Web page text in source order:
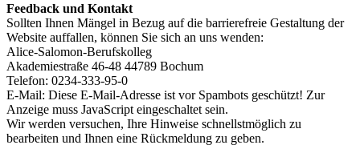
Feedback und Kontakt
Sollten Ihnen Mängel in Bezug auf die barrierefreie Gestaltung der
Website auffallen, können Sie sich an uns wenden:
Alice-Salomon-Berufskolleg
Akademiestraße 46-48 44789 Bochum
Telefon: 0234-333-95-0
E-Mail: Diese E-Mail-Adresse ist vor Spambots geschützt! Zur
Anzeige muss JavaScript eingeschaltet sein.
Wir werden versuchen, Ihre Hinweise schnellstmöglich zu
bearbeiten und Ihnen eine Rückmeldung zu geben.